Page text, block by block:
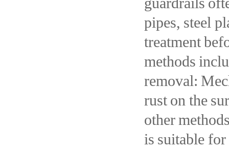
pipes, steel
treatment
methods
removal:
rust on the
other
is suitable